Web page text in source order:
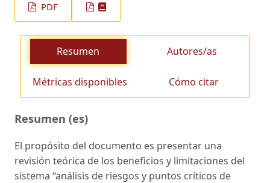
PDF
Resumen Autores/as
Métricas disponibles Cómo citar
Resumen (es)
El propósito del documento es presentar una
revisión teórica de los beneficios y limitaciones del
sistema “análisis de riesgos y puntos críticos de